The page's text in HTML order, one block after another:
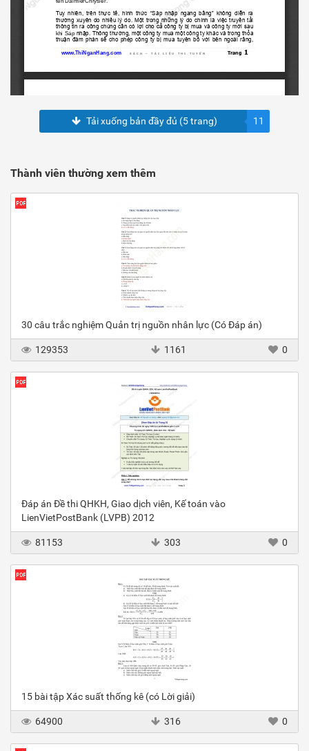
Tải xuống bản đầy đủ (5 trang) 11
Thành viên thường xem thêm
30 câu trắc nghiệm Quản trị nguồn nhân lực (Có Đáp án)
129353 1161 0
Đáp án Đề thi QHKH, Giao dịch viên, Kế toán vào
LienVietPostBank (LVPB) 2012
81153 303 0
15 bài tập Xác suất thống kê (có Lời giải)
64900 316 0